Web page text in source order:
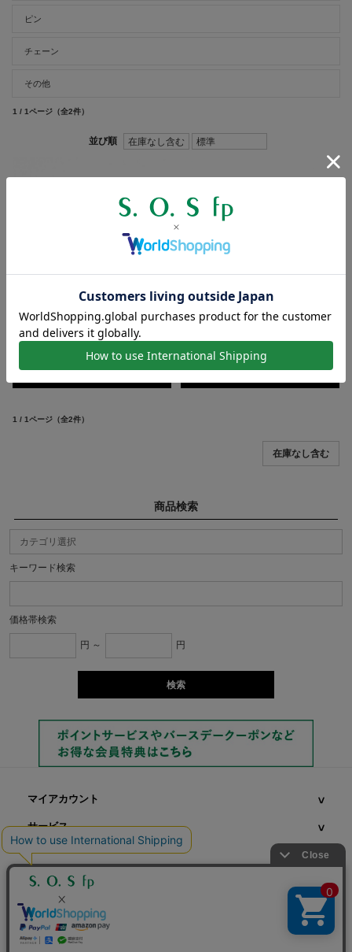
ピン
チェーン
その他
1 / 1ページ （全2件）
S.O.S fp 恵比寿本店、Internet Sto
価格：49,500円(税込) 価格：91,300円(税込)
1 / 1ページ （全2件）
商品検索
キーワード検索
価格帯検索
円 ～ 円
マイアカウント
サービス